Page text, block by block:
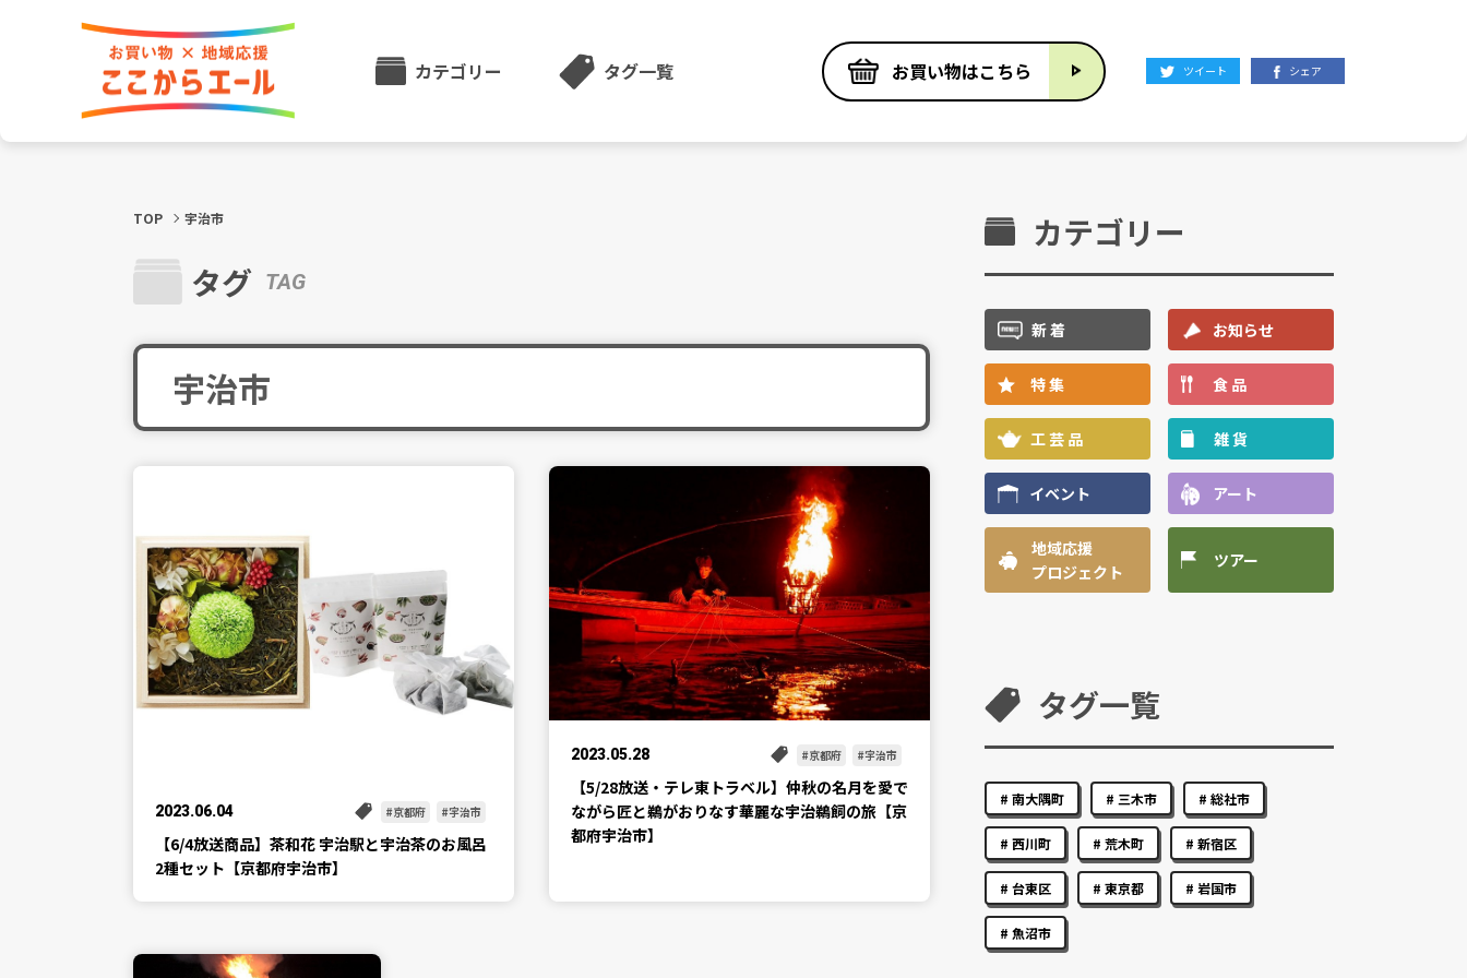
カテゴリー タグ一覧 お買い物はこちら ツイート シェア
TOP 宇治市
タグ TAG
宇治市
2023.06.04 京都府 宇治市
【6/4放送商品】茶和花 宇治駅と宇治茶のお風呂
2種セット【京都府宇治市】
2023.05.28 京都府 宇治市
【5/28放送・テレ東トラベル】仲秋の名月を愛で
ながら匠と鵜がおりなす華麗な宇治鵜飼の旅【京
都府宇治市】
カテゴリー
新 着 お知らせ
特 集 食 品
工 芸 品 雑 貨
イベント アート
地域応援
プロジェクト
ツアー
タグ一覧
南大隅町 三木市 総社市
西川町 荒木町 新宿区
台東区 東京都 岩国市
魚沼市